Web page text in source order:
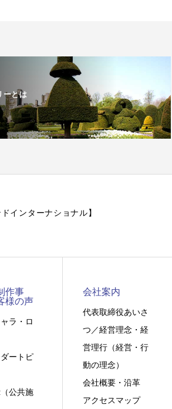
ーとは
インターナショナル】
作事
様の声
ラ・ロ
ートピ
公共施
会社案内
代表取締役あいさ
つ／経営理念・経
営理行（経営・行
動の理念）
会社概要・沿革
アクセスマップ